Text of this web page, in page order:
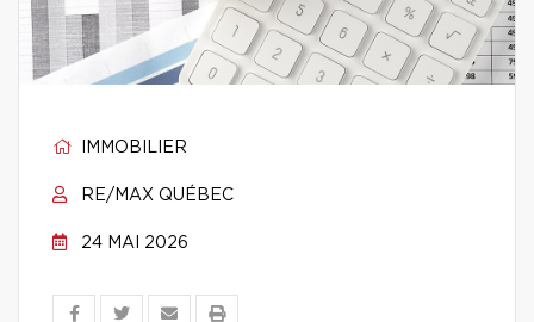
IMMOBILIER
RE/MAX QUÉBEC
24 MAI 2026